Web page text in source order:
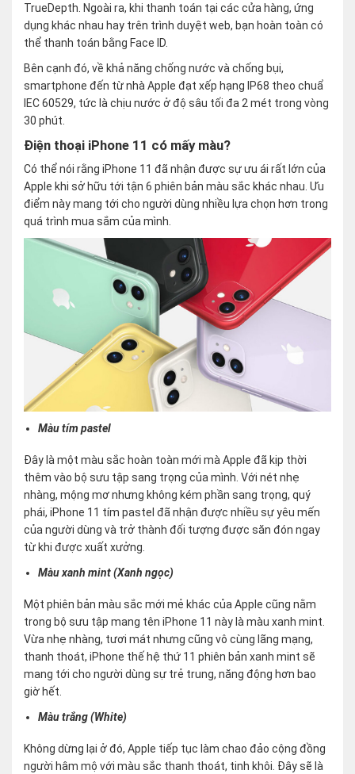
TrueDepth. Ngoài ra, khi thanh toán tại các cửa hàng, ứng
dụng khác nhau hay trên trình duyệt web, bạn hoàn toàn có
thể thanh toán bằng Face ID.
Bên cạnh đó, về khả năng chống nước và chống bụi,
smartphone đến từ nhà Apple đạt xếp hạng IP68 theo chuẩ
IEC 60529, tức là chịu nước ở độ sâu tối đa 2 mét trong vòng
30 phút.
Điện thoại iPhone 11 có mấy màu?
Có thể nói rằng iPhone 11 đã nhận được sự ưu ái rất lớn của
Apple khi sở hữu tới tận 6 phiên bản màu sắc khác nhau. Ưu
điểm này mang tới cho người dùng nhiều lựa chọn hơn trong
quá trình mua sắm của mình.
Màu tím pastel
Đây là một màu sắc hoàn toàn mới mà Apple đã kịp thời
thêm vào bộ sưu tập sang trọng của mình. Với nét nhẹ
nhàng, mộng mơ nhưng không kém phần sang trọng, quý
phái, iPhone 11 tím pastel đã nhận được nhiều sự yêu mến
của người dùng và trở thành đối tượng được săn đón ngay
từ khi được xuất xưởng.
Màu xanh mint (Xanh ngọc)
Một phiên bản màu sắc mới mẻ khác của Apple cũng nằm
trong bộ sưu tập mang tên iPhone 11 này là màu xanh mint.
Vừa nhẹ nhàng, tươi mát nhưng cũng vô cùng lãng mạng,
thanh thoát, iPhone thế hệ thứ 11 phiên bản xanh mint sẽ
mang tới cho người dùng sự trẻ trung, năng động hơn bao
giờ hết.
Màu trắng (White)
Không dừng lại ở đó, Apple tiếp tục làm chao đảo cộng đồng
người hâm mộ với màu sắc thanh thoát, tinh khôi. Đây sẽ là